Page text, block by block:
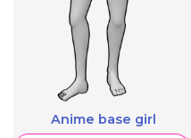
Anime base girl